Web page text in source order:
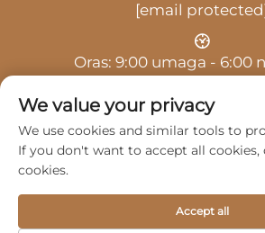
[email
Oras: 9:00 umaga - 6:00
Service Co., Ltd. -
Patakaran
We value your privacy
We use cookies and similar tools to
If you don't want to accept all cookies,
cookies.
Accept all